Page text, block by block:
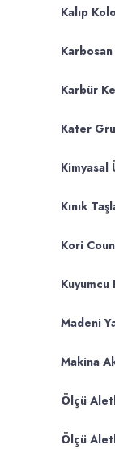
Kalıp
Karbosan
Karbür
Kater
Kimyasal
Kınık
Kori
Kuyumcu
Madeni
Makina
Ölçü
Ölçü